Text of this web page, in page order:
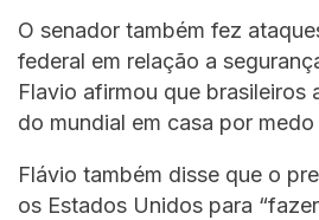
O senador também fez
federal em relação a
Flavio afirmou que brasileiros
do mundial em casa por
Flávio também disse que o
os Estados Unidos para